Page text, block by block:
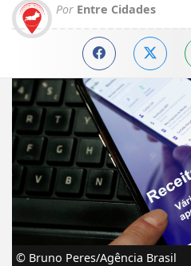
Por Entre Cidades
© Bruno Peres/Agência Brasil